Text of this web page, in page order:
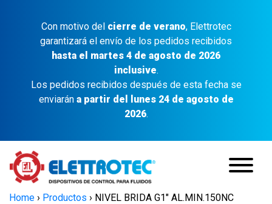
Con motivo del cierre de verano, Elettrotec
garantizará el envío de los pedidos recibidos
hasta el martes 4 de agosto de 2026
inclusive.
Los pedidos recibidos después de esta fecha se
enviarán a partir del lunes 24 de agosto de
2026.
Home › Productos › NIVEL BRIDA G1″ AL.MIN.150NC